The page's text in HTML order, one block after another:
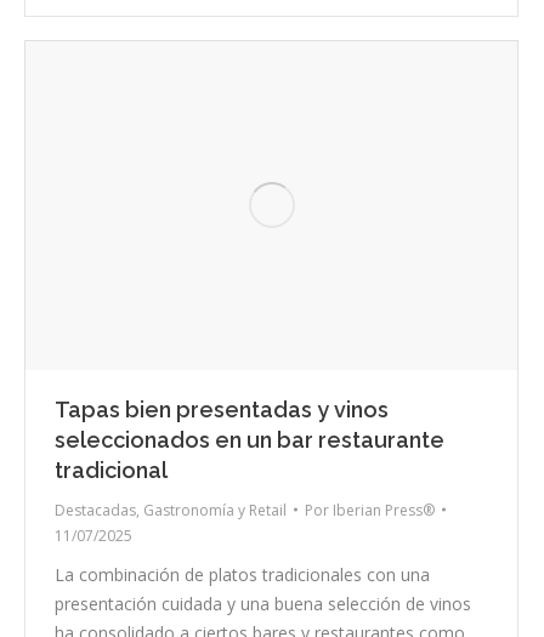
Tapas bien presentadas y vinos
seleccionados en un bar restaurante
tradicional
Destacadas, Gastronomía y Retail Por Iberian Press®
11/07/2025
La combinación de platos tradicionales con una
presentación cuidada y una buena selección de vinos